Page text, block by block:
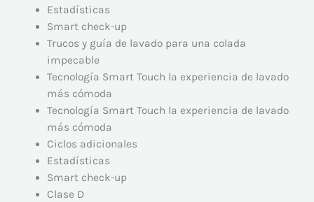
Estadísticas
Smart check-up
Trucos y guía de lavado para una colada
impecable
Tecnología Smart Touch la experiencia de lavado
más cómoda
Tecnología Smart Touch la experiencia de lavado
más cómoda
Ciclos adicionales
Estadísticas
Smart check-up
Clase D